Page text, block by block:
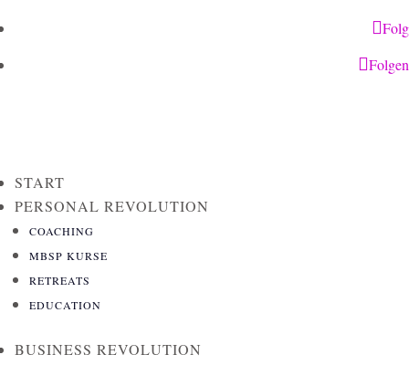
Folgen
START
PERSONAL REVOLUTION
COACHING
MBSP KURSE
RETREATS
EDUCATION
BUSINESS REVOLUTION